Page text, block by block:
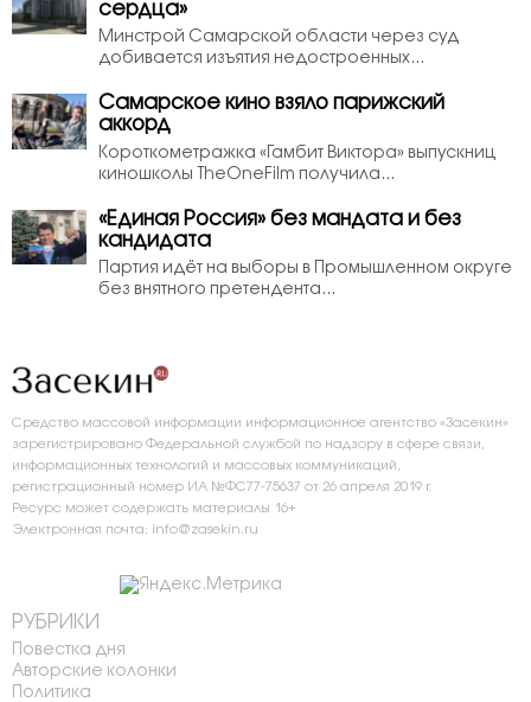
сердца»
Минстрой Самарской области через суд
добивается изъятия недостроенных...
Самарское кино взяло парижский
аккорд
Короткометражка «Гамбит Виктора» выпускниц
киношколы TheOneFilm получила...
«Единая Россия» без мандата и без
кандидата
Партия идёт на выборы в Промышленном округе
без внятного претендента...
Средство массовой информации информационное агентство «Засекин»
зарегистрировано Федеральной службой по надзору в сфере связи,
информационных технологий и массовых коммуникаций,
регистрационный номер ИА №ФС77-75637 от 26 апреля 2019 г.
Ресурс может содержать материалы 16+
Электронная почта: info@zasekin.ru
РУБРИКИ
Повестка дня
Авторские колонки
Политика